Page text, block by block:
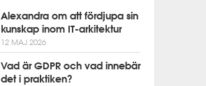
Alexandra om att fördjupa sin
kunskap inom IT-arkitektur
12 MAJ 2026
Vad är GDPR och vad innebär
det i praktiken?